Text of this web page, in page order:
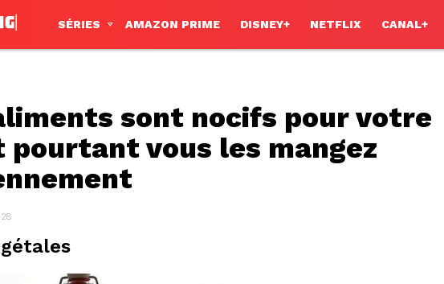
SÉRIES AMAZON PRIME DISNEY+ NETFLIX CANAL+
sont nocifs pour votre
pourtant vous les mangez